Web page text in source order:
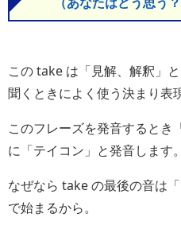
この take は「見解、解釈」
聞くときによく使う決まり表
このフレーズを発音すると
に「テイコン」と発音します。
なぜなら take の最後の音は
で始まるから。